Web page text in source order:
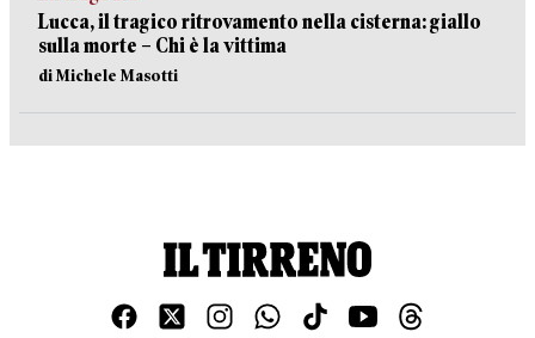
Lucca, il tragico ritrovamento nella cisterna: giallo
sulla morte – Chi è la vittima
di Michele Masotti